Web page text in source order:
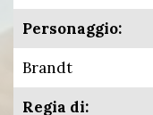
Personaggio:
Brandt
Regia di: